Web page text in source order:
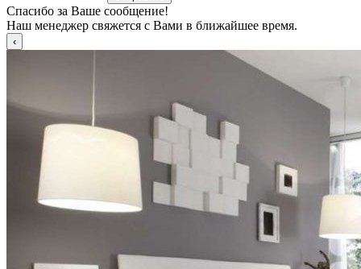
Спасибо за Ваше сообщение!
Наш менеджер свяжется с Вами в ближайшее время.